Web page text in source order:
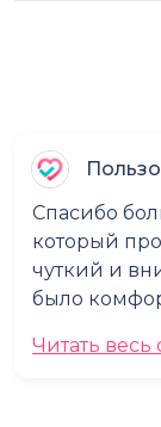
Спасибо
который
чуткий и
было
Читать весь